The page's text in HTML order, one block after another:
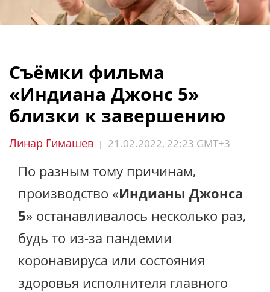
Съёмки фильма
«Индиана Джонс 5»
близки к завершению
Линар Гимашев | 21.02.2022, 22:23 GMT+3
По разным тому причинам,
производство «Индианы Джонса
5» останавливалось несколько раз,
будь то из-за пандемии
коронавируса или состояния
здоровья исполнителя главного